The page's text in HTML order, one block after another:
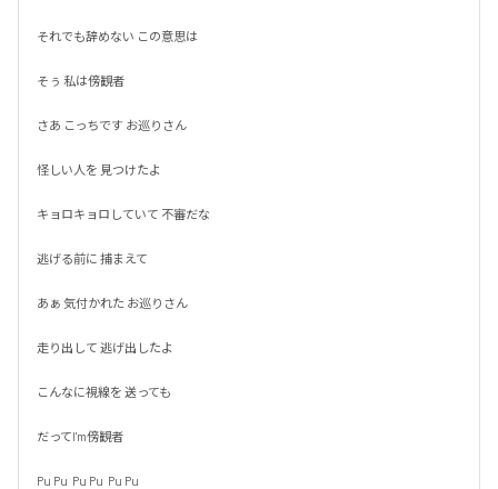
それでも辞めない この意思は
そぅ 私は傍観者
さあ こっちです お巡りさん
怪しい人を 見つけたよ
キョロキョロしていて 不審だな
逃げる前に 捕まえて
あぁ 気付かれた お巡りさん
走り出して 逃げ出したよ
こんなに視線を 送っても
だってI'm傍観者
Pu Pu  Pu Pu  Pu Pu